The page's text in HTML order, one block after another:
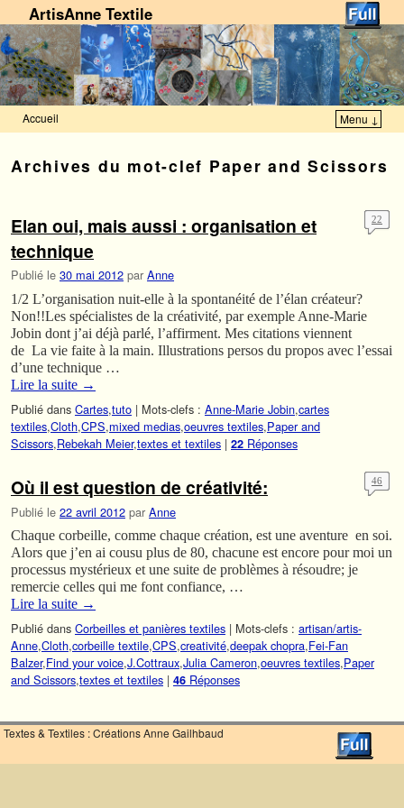
ArtisAnne Textile
Accueil Menu ↓
Archives du mot-clef Paper and Scissors
Elan oui, mais aussi : organisation et
technique
Publié le 30 mai 2012 par Anne
22
1/2 L’organisation nuit-elle à la spontanéité de l’élan créateur?
Non!!Les spécialistes de la créativité, par exemple Anne-Marie
Jobin dont j’ai déjà parlé, l’affirment. Mes citations viennent
de La vie faite à la main. Illustrations persos du propos avec l’essai
d’une technique …
Lire la suite →
Publié dans Cartes,tuto | Mots-clefs : Anne-Marie Jobin,cartes
textiles,Cloth,CPS,mixed medias,oeuvres textiles,Paper and
Scissors,Rebekah Meier,textes et textiles | 22 Réponses
Où il est question de créativité:
Publié le 22 avril 2012 par Anne
46
Chaque corbeille, comme chaque création, est une aventure en soi.
Alors que j’en ai cousu plus de 80, chacune est encore pour moi un
processus mystérieux et une suite de problèmes à résoudre; je
remercie celles qui me font confiance, …
Lire la suite →
Publié dans Corbeilles et panières textiles | Mots-clefs : artisan/artis-
Anne,Cloth,corbeille textile,CPS,creativité,deepak chopra,Fei-Fan
Balzer,Find your voice,J.Cottraux,Julia Cameron,oeuvres textiles,Paper
and Scissors,textes et textiles | 46 Réponses
Textes & Textiles : Créations Anne Gailhbaud